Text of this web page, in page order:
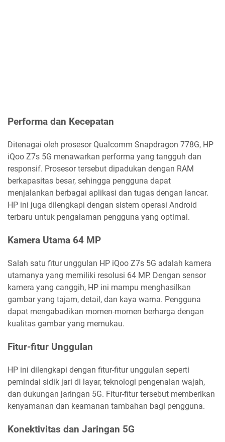
Performa dan Kecepatan
Ditenagai oleh prosesor Qualcomm Snapdragon 778G, HP
iQoo Z7s 5G menawarkan performa yang tangguh dan
responsif. Prosesor tersebut dipadukan dengan RAM
berkapasitas besar, sehingga pengguna dapat
menjalankan berbagai aplikasi dan tugas dengan lancar.
HP ini juga dilengkapi dengan sistem operasi Android
terbaru untuk pengalaman pengguna yang optimal.
Kamera Utama 64 MP
Salah satu fitur unggulan HP iQoo Z7s 5G adalah kamera
utamanya yang memiliki resolusi 64 MP. Dengan sensor
kamera yang canggih, HP ini mampu menghasilkan
gambar yang tajam, detail, dan kaya warna. Pengguna
dapat mengabadikan momen-momen berharga dengan
kualitas gambar yang memukau.
Fitur-fitur Unggulan
HP ini dilengkapi dengan fitur-fitur unggulan seperti
pemindai sidik jari di layar, teknologi pengenalan wajah,
dan dukungan jaringan 5G. Fitur-fitur tersebut memberikan
kenyamanan dan keamanan tambahan bagi pengguna.
Konektivitas dan Jaringan 5G